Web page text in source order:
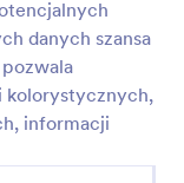
danych szansa
kolorystycznych,
informacji
na
Formularzy
Dnia Pracy